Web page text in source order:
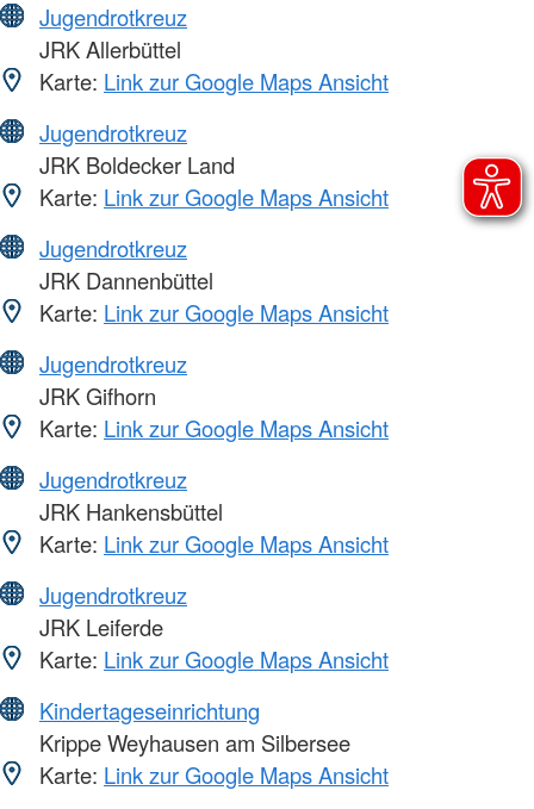
Jugendrotkreuz
JRK Allerbüttel
Karte: Link zur Google Maps Ansicht
Jugendrotkreuz
JRK Boldecker Land
Karte: Link zur Google Maps Ansicht
Jugendrotkreuz
JRK Dannenbüttel
Karte: Link zur Google Maps Ansicht
Jugendrotkreuz
JRK Gifhorn
Karte: Link zur Google Maps Ansicht
Jugendrotkreuz
JRK Hankensbüttel
Karte: Link zur Google Maps Ansicht
Jugendrotkreuz
JRK Leiferde
Karte: Link zur Google Maps Ansicht
Kindertageseinrichtung
Krippe Weyhausen am Silbersee
Karte: Link zur Google Maps Ansicht